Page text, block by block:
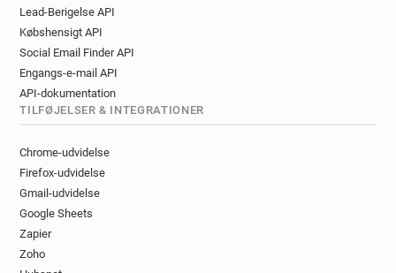
Lead-Berigelse API
Købshensigt API
Social Email Finder API
Engangs-e-mail API
API-dokumentation
TILFØJELSER & INTEGRATIONER
Chrome-udvidelse
Firefox-udvidelse
Gmail-udvidelse
Google Sheets
Zapier
Zoho